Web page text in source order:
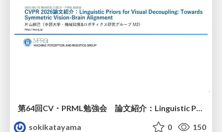
第64回CV・PRML勉強会 論文紹介：Linguistic Priors for Visual Decoupling: Towards Symmetric Vision-Brain Alignment
sokikatayama
0 150